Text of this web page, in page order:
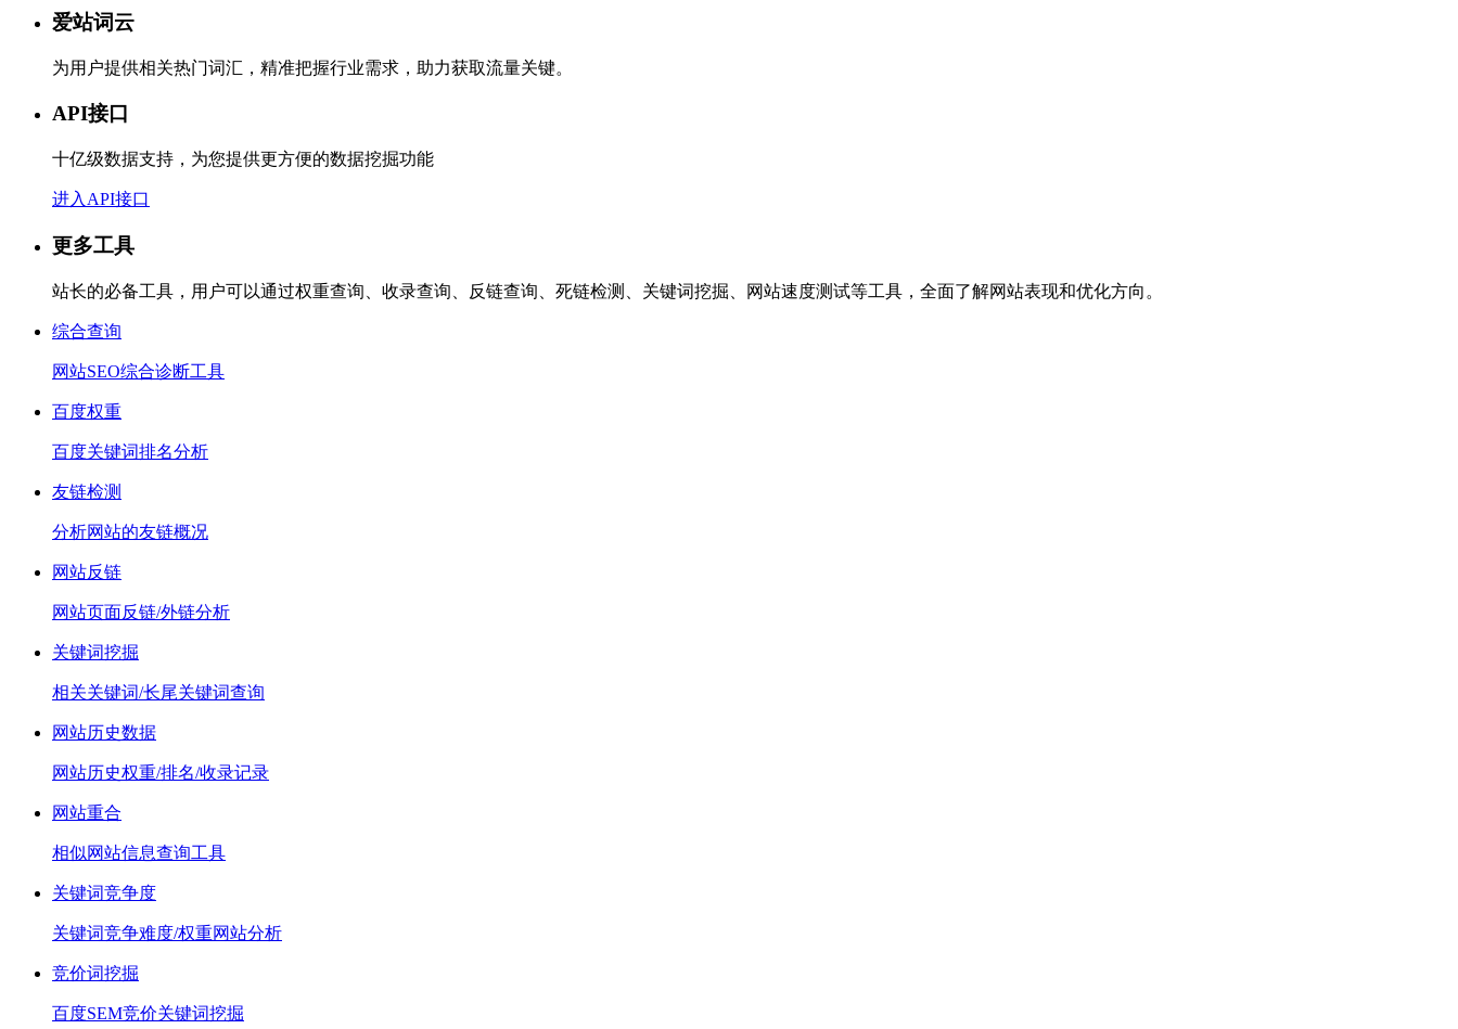
爱站词云
为用户提供相关热门词汇，精准把握行业需求，助力获取流量关键。
API接口
十亿级数据支持，为您提供更方便的数据挖掘功能
进入API接口
更多工具
站长的必备工具，用户可以通过权重查询、收录查询、反链查询、死链检测、关键词挖掘、网站速度测试等工具，全面了解网站表现和优化方向。
综合查询
网站SEO综合诊断工具
百度权重
百度关键词排名分析
友链检测
分析网站的友链概况
网站反链
网站页面反链/外链分析
关键词挖掘
相关关键词/长尾关键词查询
网站历史数据
网站历史权重/排名/收录记录
网站重合
相似网站信息查询工具
关键词竞争度
关键词竞争难度/权重网站分析
竞价词挖掘
百度SEM竞价关键词挖掘